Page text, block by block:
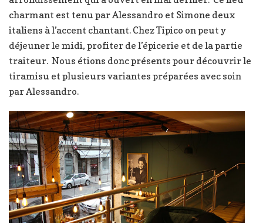
charmant est tenu par Alessandro et Simone deux
italiens à l’accent chantant. Chez Tipico on peut y
déjeuner le midi, profiter de l’épicerie et de la partie
traiteur. Nous étions donc présents pour découvrir le
tiramisu et plusieurs variantes préparées avec soin
par Alessandro.